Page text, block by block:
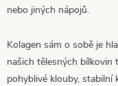
nebo jiných nápojů.
Kolagen sám o sobě je
našich tělesných bílkovin
pohyblivé klouby, stabilní